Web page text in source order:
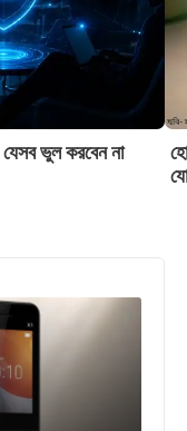
যেসব ভুল করবেন না